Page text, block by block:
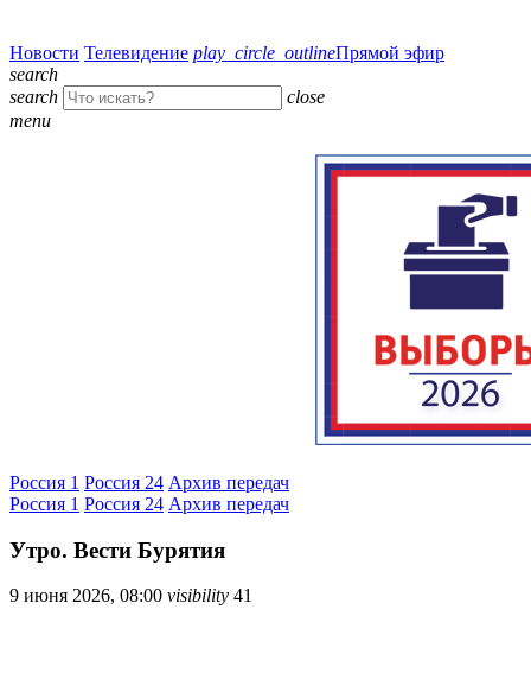
Новости Телевидение play_circle_outlineПрямой эфир
search
search
close
menu
Россия 1 Россия 24 Архив передач
Россия 1 Россия 24 Архив передач
Утро. Вести Бурятия
9 июня 2026, 08:00 visibility 41